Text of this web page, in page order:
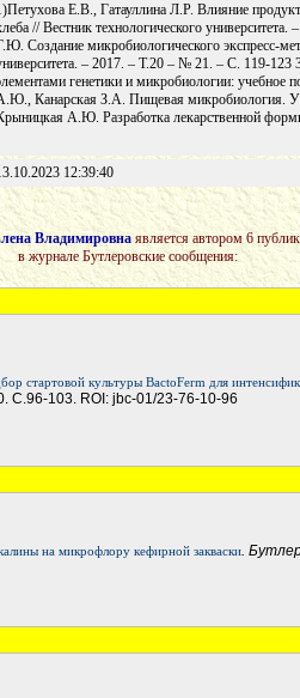
Е.В., Гатауллина Л.Р. Влияние
// Вестник технологического
Создание микробиологического экспресс-
– 2017. – Т.20 – № 21. – С. 119-
генетики и микробиологии:
Канарская З.А. Пищевая микробиология.
А.Ю. Разработка лекарственной
12:39:40
Владимировнаявляется автором 6
в журнале Бутлеровские сообщения:
стартовой культуры BactoFerm для
С.96-103. ROI: jbc-01/23-76-10-96
на микрофлору кефирной закваски.